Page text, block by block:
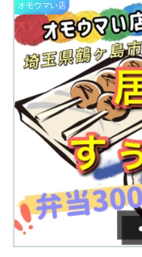
オモウマい店